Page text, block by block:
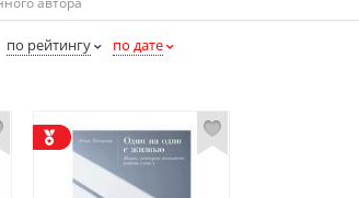
по рейтингу по дате